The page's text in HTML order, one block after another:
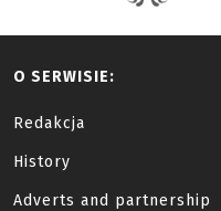
O SERWISIE:
Redakcja
History
Adverts and partnership